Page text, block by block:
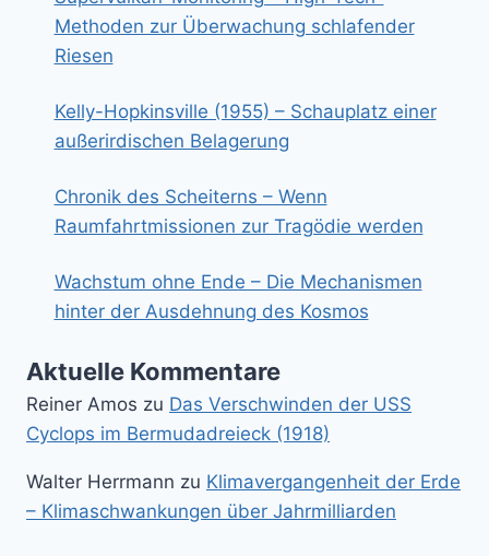
Methoden zur Überwachung schlafender
Riesen
Kelly-Hopkinsville (1955) – Schauplatz einer
außerirdischen Belagerung
Chronik des Scheiterns – Wenn
Raumfahrtmissionen zur Tragödie werden
Wachstum ohne Ende – Die Mechanismen
hinter der Ausdehnung des Kosmos
Aktuelle Kommentare
Reiner Amos zu Das Verschwinden der USS
Cyclops im Bermudadreieck (1918)
Walter Herrmann zu Klimavergangenheit der Erde
– Klimaschwankungen über Jahrmilliarden